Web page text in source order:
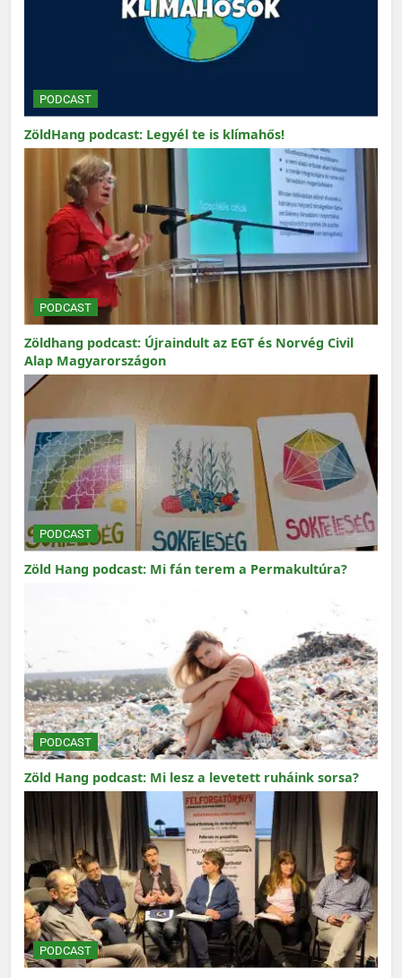
PODCAST
ZöldHang podcast: Legyél te is klímahős!
PODCAST
Zöldhang podcast: Újraindult az EGT és Norvég Civil
Alap Magyarországon
PODCAST
Zöld Hang podcast: Mi fán terem a Permakultúra?
PODCAST
Zöld Hang podcast: Mi lesz a levetett ruháink sorsa?
PODCAST